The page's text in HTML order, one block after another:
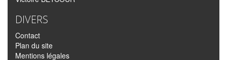
DIVERS
Contact
Plan du site
Mentions légales